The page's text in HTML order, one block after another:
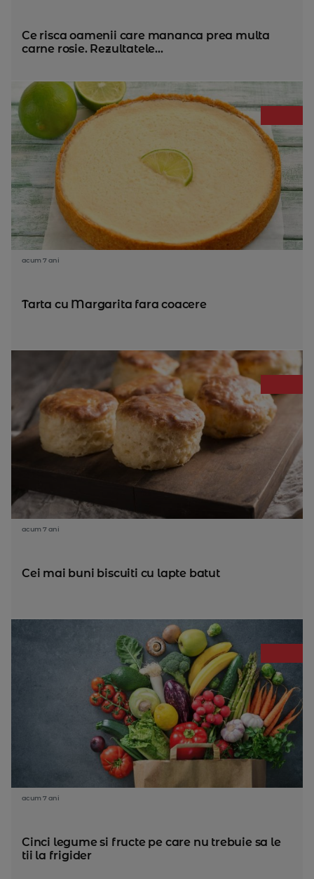
Ce risca oamenii care mananca prea multa
carne rosie. Rezultatele...
acum 7 ani
Tarta cu Margarita fara coacere
acum 7 ani
Cei mai buni biscuiti cu lapte batut
acum 7 ani
Cinci legume si fructe pe care nu trebuie sa le
tii la frigider